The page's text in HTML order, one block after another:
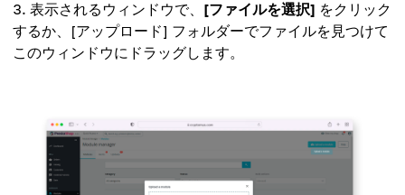
表示されるウィンドウで、 [ファイルを選択] をクリック
するか、[アップロード] フォルダーでファイルを見つけて
このウィンドウにドラッグします。